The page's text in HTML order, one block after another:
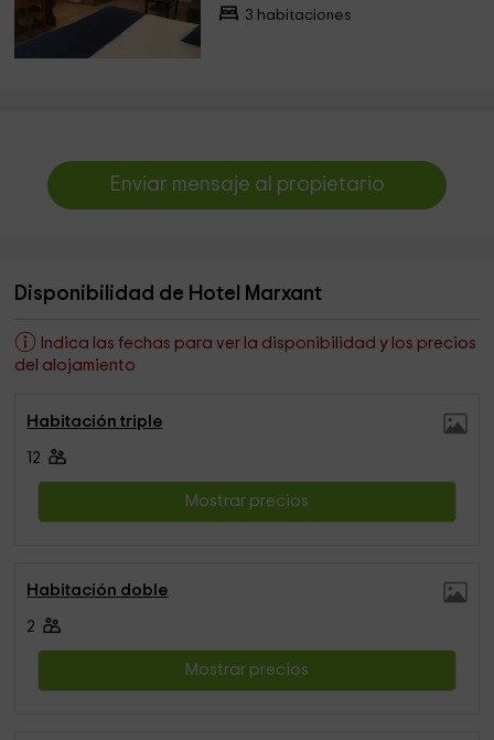
3 habitaciones
Enviar mensaje al propietario
Disponibilidad de Hotel Marxant
Indica las fechas para ver la disponibilidad y los precios
del alojamiento
Habitación triple
12
Mostrar precios
Habitación doble
2
Mostrar precios